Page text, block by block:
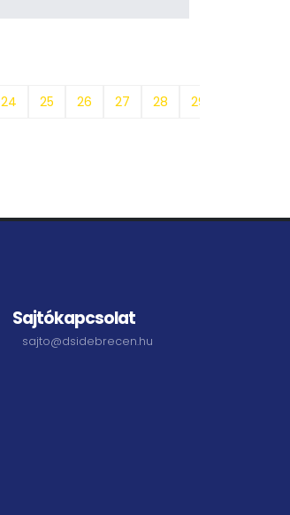
24 25 26 27 28 29
Sajtókapcsolat
sajto@dsidebrecen.hu